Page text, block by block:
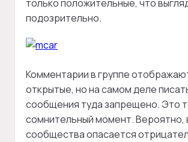
только положительные, что
подозрительно.
Комментарии в группе
открытые, но на самом деле
сообщения туда запрещено. Это
сомнительный момент. Вероятно,
сообщества опасается